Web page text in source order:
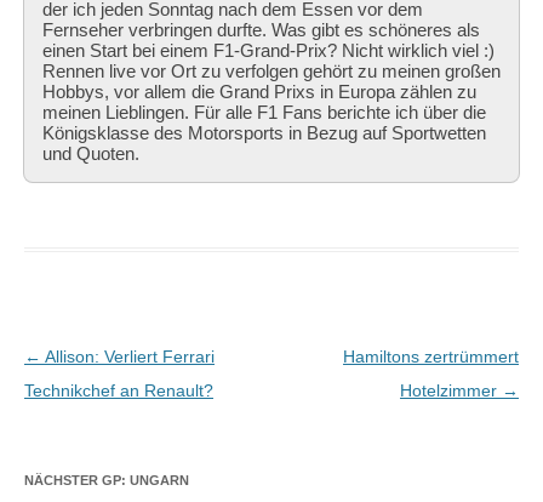
der ich jeden Sonntag nach dem Essen vor dem
Fernseher verbringen durfte. Was gibt es schöneres als
einen Start bei einem F1-Grand-Prix? Nicht wirklich viel :)
Rennen live vor Ort zu verfolgen gehört zu meinen großen
Hobbys, vor allem die Grand Prixs in Europa zählen zu
meinen Lieblingen. Für alle F1 Fans berichte ich über die
Königsklasse des Motorsports in Bezug auf Sportwetten
und Quoten.
Beitragsnavigation
← Allison: Verliert Ferrari
Technikchef an Renault?
Hamiltons zertrümmert
Hotelzimmer →
NÄCHSTER GP: UNGARN